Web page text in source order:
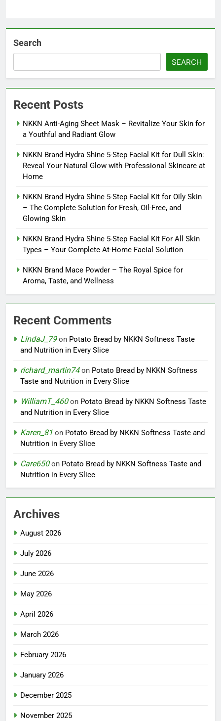
Search
SEARCH
Recent Posts
NKKN Anti-Aging Sheet Mask – Revitalize Your Skin for
a Youthful and Radiant Glow
NKKN Brand Hydra Shine 5-Step Facial Kit for Dull Skin:
Reveal Your Natural Glow with Professional Skincare at
Home
NKKN Brand Hydra Shine 5-Step Facial Kit for Oily Skin
– The Complete Solution for Fresh, Oil-Free, and
Glowing Skin
NKKN Brand Hydra Shine 5-Step Facial Kit For All Skin
Types – Your Complete At-Home Facial Solution
NKKN Brand Mace Powder – The Royal Spice for
Aroma, Taste, and Wellness
Recent Comments
LindaJ_79on Potato Bread by NKKN Softness Taste
and Nutrition in Every Slice
richard_martin74on Potato Bread by NKKN Softness
Taste and Nutrition in Every Slice
WilliamT_460on Potato Bread by NKKN Softness Taste
and Nutrition in Every Slice
Karen_81 on Potato Bread by NKKN Softness Taste and
Nutrition in Every Slice
Care650on Potato Bread by NKKN Softness Taste and
Nutrition in Every Slice
Archives
August 2026
July 2026
June 2026
May 2026
April 2026
March 2026
February 2026
January 2026
December 2025
November 2025